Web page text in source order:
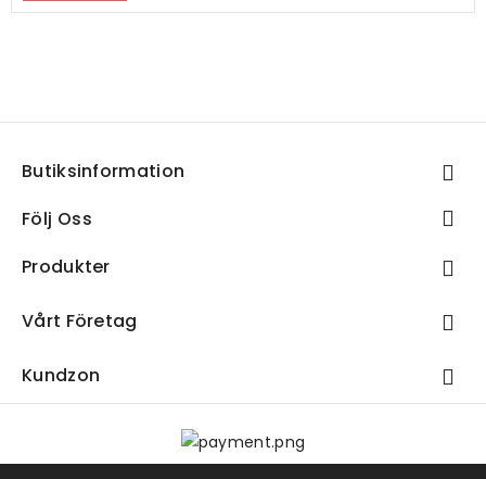
Butiksinformation 
Följ Oss 
Produkter 
Vårt Företag 
Kundzon 